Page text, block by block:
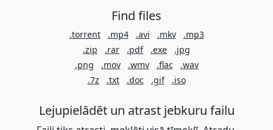
Find files
.torrent .mp4 .avi .mkv
.mp3
.zip
.rar .pdf .exe
.jpg
.png
.mov .wmv .flac
.wav
.7z
.txt .doc .gif .iso
Lejupielādēt un atrast jebkuru failu